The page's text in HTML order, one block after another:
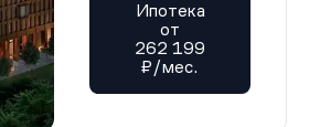
Ипотека
от
262 199
₽/мес.